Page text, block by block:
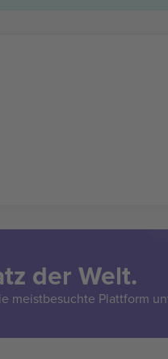
der Welt.
meistbesuchte Plattform